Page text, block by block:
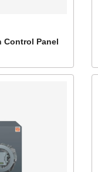
Control Panel